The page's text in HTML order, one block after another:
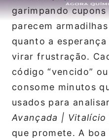
garimpando
parecem
quanto a
virar frustração.
código “vencido”
consome minutos
usados para
Avançada | Vitalício
que promete. A